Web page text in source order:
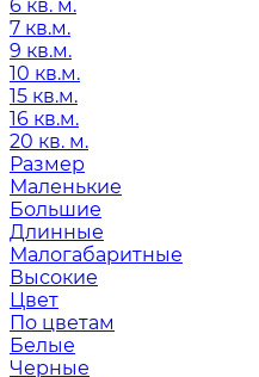
6 кв. м.
7 кв.м.
9 кв.м.
10 кв.м.
15 кв.м.
16 кв.м.
20 кв. м.
Размер
Маленькие
Большие
Длинные
Малогабаритные
Высокие
Цвет
По цветам
Белые
Черные